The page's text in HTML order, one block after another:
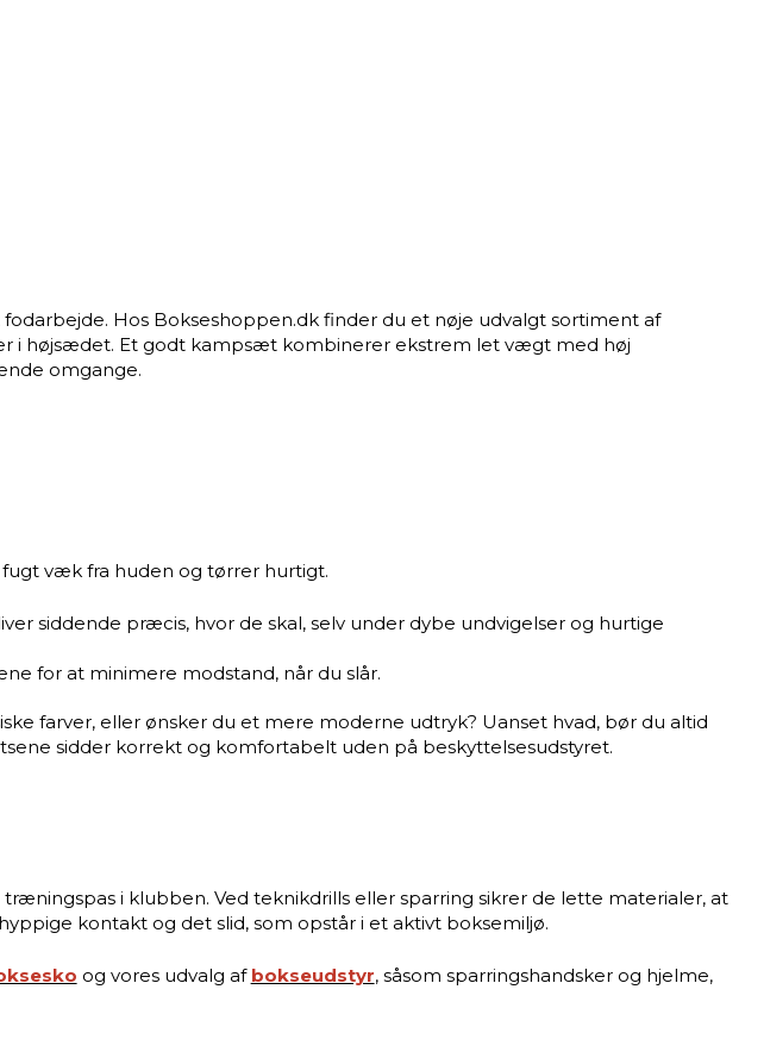
Hos Bokseshoppen.dk finder du et nøje udvalgt sortiment af
i højsædet. Et godt kampsæt kombinerer ekstrem let vægt med høj
omgange.
væk fra huden og tørrer hurtigt.
siddende præcis, hvor de skal, selv under dybe undvigelser og hurtige
for at minimere modstand, når du slår.
farver, eller ønsker du et mere moderne udtryk? Uanset hvad, bør du altid
sidder korrekt og komfortabelt uden på beskyttelsesudstyret.
i klubben. Ved teknikdrills eller sparring sikrer de lette materialer, at
kontakt og det slid, som opstår i et aktivt boksemiljø.
og vores udvalg af bokseudstyr, såsom sparringshandsker og hjelme,